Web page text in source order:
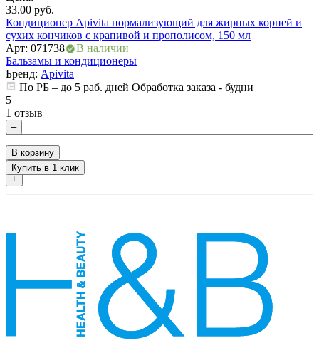
33.00 руб.
Кондиционер Apivita нормализующий для жирных корней и
сухих кончиков с крапивой и прополисом, 150 мл
Арт: 071738
В наличии
Бальзамы и кондиционеры
Бренд: Apivita
По РБ – до 5 раб. дней Обработка заказа - будни
5
1 отзыв
–
+
В корзину
Купить в 1 клик